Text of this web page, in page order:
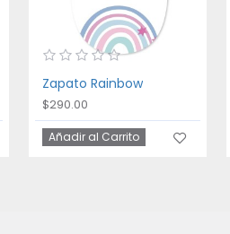
Zapato Rainbow
$290.00
Añadir al Carrito